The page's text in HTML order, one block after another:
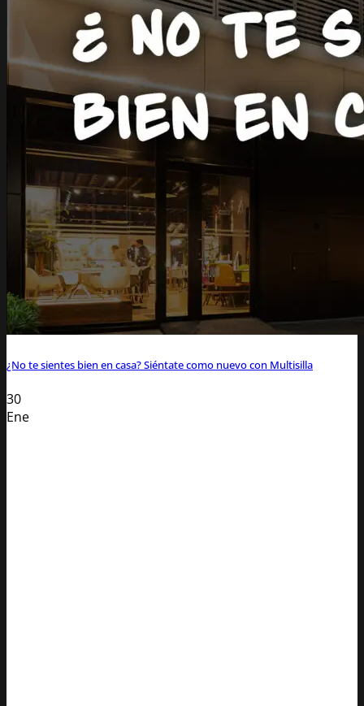
¿No te sientes bien en casa? Siéntate como nuevo con Multisilla
30
Ene